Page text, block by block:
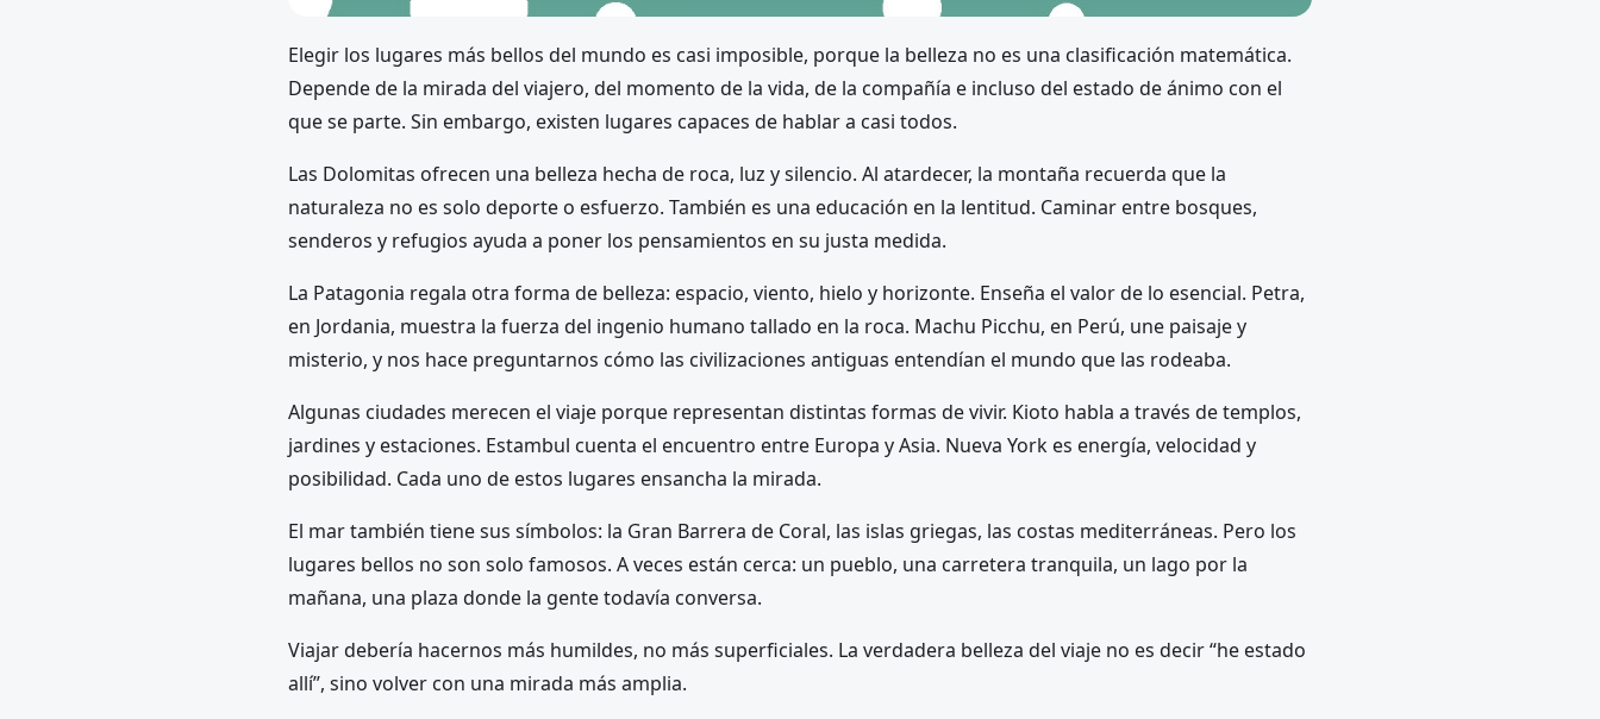
Elegir los lugares más bellos del mundo es casi imposible, porque la belleza no es una clasificación matemática.
Depende de la mirada del viajero, del momento de la vida, de la compañía e incluso del estado de ánimo con el
que se parte. Sin embargo, existen lugares capaces de hablar a casi todos.
Las Dolomitas ofrecen una belleza hecha de roca, luz y silencio. Al atardecer, la montaña recuerda que la
naturaleza no es solo deporte o esfuerzo. También es una educación en la lentitud. Caminar entre bosques,
senderos y refugios ayuda a poner los pensamientos en su justa medida.
La Patagonia regala otra forma de belleza: espacio, viento, hielo y horizonte. Enseña el valor de lo esencial. Petra,
en Jordania, muestra la fuerza del ingenio humano tallado en la roca. Machu Picchu, en Perú, une paisaje y
misterio, y nos hace preguntarnos cómo las civilizaciones antiguas entendían el mundo que las rodeaba.
Algunas ciudades merecen el viaje porque representan distintas formas de vivir. Kioto habla a través de templos,
jardines y estaciones. Estambul cuenta el encuentro entre Europa y Asia. Nueva York es energía, velocidad y
posibilidad. Cada uno de estos lugares ensancha la mirada.
El mar también tiene sus símbolos: la Gran Barrera de Coral, las islas griegas, las costas mediterráneas. Pero los
lugares bellos no son solo famosos. A veces están cerca: un pueblo, una carretera tranquila, un lago por la
mañana, una plaza donde la gente todavía conversa.
Viajar debería hacernos más humildes, no más superficiales. La verdadera belleza del viaje no es decir “he estado
allí”, sino volver con una mirada más amplia.